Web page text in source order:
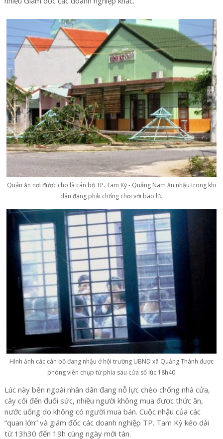
Quán ăn nơi được cho là cán bộ TP. Tam Kỳ - Quảng Nam ăn nhậu trong khi
dân đang phải chống chọi với bão lũ.
Hình ảnh các cán bộ đang nhậu ở hội trường UBND xã Quảng Thành được
phóng viên chụp từ phía sau cửa sổ lúc 18h40
Lúc này bên ngoài nhân dân đang nỗ lực chèo chống nhà cửa,
cây cối đến đuối sức, nhiều người không mua được thức ăn,
nước uống do không có người mua bán. Cuộc nhậu của các
“quan lớn” và giám đốc các doanh nghiệp TP. Tam Kỳ kéo dài
từ 13h30 đến 19h cùng ngày mới tàn.